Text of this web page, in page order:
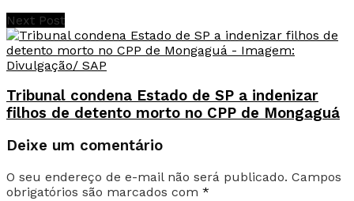
Next Post
Tribunal condena Estado de SP a indenizar
filhos de detento morto no CPP de Mongaguá
Deixe um comentário
O seu endereço de e-mail não será publicado. Campos
obrigatórios são marcados com *